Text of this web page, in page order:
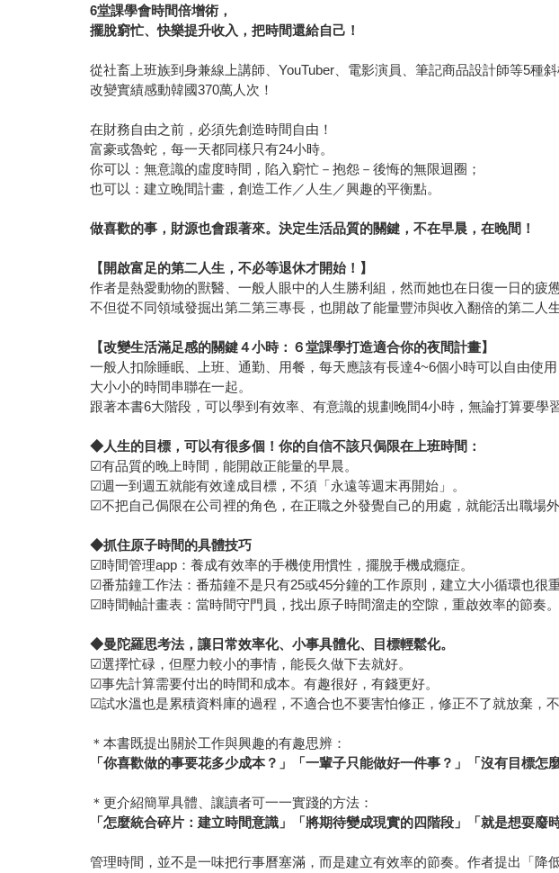
6堂課學會時間倍增術，
擺脫窮忙、快樂提升收入，把時間還給自己！
從社畜上班族到身兼線上講師、YouTuber、電影演員、筆記商品設計師等5種斜
改變實績感動韓國370萬人次！
在財務自由之前，必須先創造時間自由！
富豪或魯蛇，每一天都同樣只有24小時。
你可以：無意識的虛度時間，陷入窮忙－抱怨－後悔的無限迴圈；
也可以：建立晚間計畫，創造工作／人生／興趣的平衡點。
做喜歡的事，財源也會跟著來。決定生活品質的關鍵，不在早晨，在晚間！
【開啟富足的第二人生，不必等退休才開始！】
作者是熱愛動物的獸醫、一般人眼中的人生勝利組，然而她也在日復一日的
不但從不同領域發掘出第二第三專長，也開啟了能量豐沛與收入翻倍的第二人生
【改變生活滿足感的關鍵４小時：６堂課學打造適合你的夜間計畫】
一般人扣除睡眠、上班、通勤、用餐，每天應該有長達4~6個小時可以自由使
大小小的時間串聯在一起。
跟著本書6大階段，可以學到有效率、有意識的規劃晚間4小時，無論打算要
◆人生的目標，可以有很多個！你的自信不該只侷限在上班時間：
☑有品質的晚上時間，能開啟正能量的早晨。
☑週一到週五就能有效達成目標，不須「永遠等週末再開始」。
☑不把自己侷限在公司裡的角色，在正職之外發覺自己的用處，就能活出職場外
◆抓住原子時間的具體技巧
☑時間管理app：養成有效率的手機使用慣性，擺脫手機成癮症。
☑番茄鐘工作法：番茄鐘不是只有25或45分鐘的工作原則，建立大小循環也很重
☑時間軸計畫表：當時間守門員，找出原子時間溜走的空隙，重啟效率的節奏。
◆曼陀羅思考法，讓日常效率化、小事具體化、目標輕鬆化。
☑選擇忙碌，但壓力較小的事情，能長久做下去就好。
☑事先計算需要付出的時間和成本。有趣很好，有錢更好。
☑試水溫也是累積資料庫的過程，不適合也不要害怕修正，修正不了就放棄，不
＊本書既提出關於工作與興趣的有趣思辨：
「你喜歡做的事要花多少成本？」「一輩子只能做好一件事？」「沒有目標怎
＊更介紹簡單具體、讓讀者可一一實踐的方法：
「怎麼統合碎片：建立時間意識」「將期待變成現實的四階段」「就是想耍廢
管理時間，並不是一味把行事曆塞滿，而是建立有效率的節奏。作者提出「